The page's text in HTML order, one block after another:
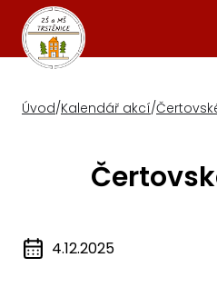
Úvod/Kalendář akcí/
4.12.2025